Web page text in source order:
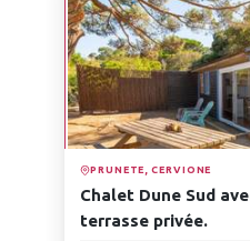
PRUNETE, CERVIONE
Chalet Dune Sud
terrasse privée.